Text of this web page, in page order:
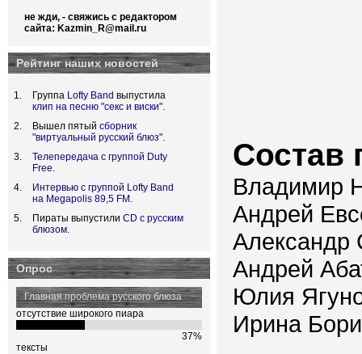
не жди, - свяжись с редактором
сайта: Kazmin_R@mail.ru
Рейтинг наших новостей
Группа Lofty Band выпустила
клип на песню "секс и виски".
Вышел пятый сборник
"виртуальный русский блюз".
Телепередача с группой Duty
Free.
Интервью с группой Lofty Band
на Megapolis 89,5 FM .
Пираты выпустили CD с русским
блюзом.
Опрос
Главная проблема русского блюза
отсутствие широкого пиара
37%
тексты
Состав
Владимир
Андрей
Александр
Андрей
Юлия
Ирина